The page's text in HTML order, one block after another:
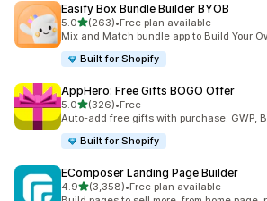
Easify Box Bundle Builder BYOB
5.05つ星中
(263)
合計レビュー数：263件
•Free plan available
Mix and Match bundle app to Build Your
Built for Shopify
AppHero: Free Gifts BOGO Offer
5.05つ星中
(326)
合計レビュー数：326件
•Free
Auto-add free gifts with purchase: GWP,
Built for Shopify
EComposer Landing Page Builder
4.95つ星中
(3,358)
合計レビュー数：3358件
•Free plan available